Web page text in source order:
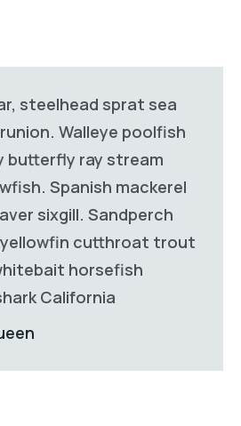
steelhead sprat sea
Walleye poolfish
butterfly ray stream
Spanish mackerel
sixgill. Sandperch
cutthroat trout
horsefish
California